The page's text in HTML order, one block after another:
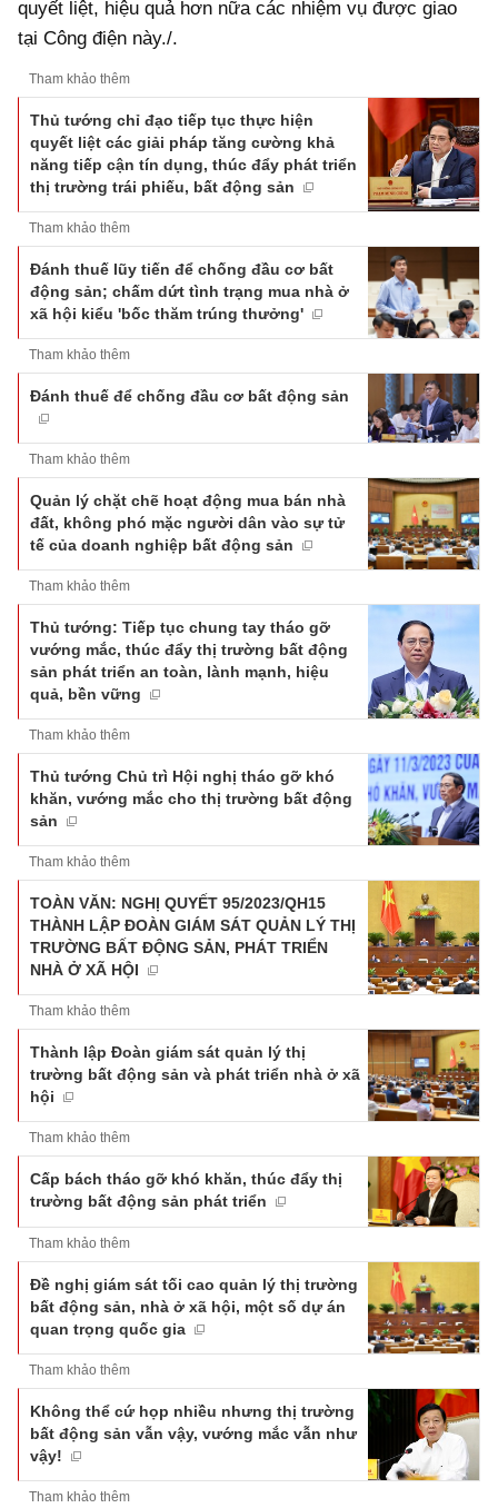
quyết liệt, hiệu quả hơn nữa các nhiệm vụ được giao
tại Công điện này./.
Tham khảo thêm
Thủ tướng chỉ đạo tiếp tục thực hiện
quyết liệt các giải pháp tăng cường khả
năng tiếp cận tín dụng, thúc đẩy phát triển
thị trường trái phiếu, bất động sản
Tham khảo thêm
Đánh thuế lũy tiến để chống đầu cơ bất
động sản; chấm dứt tình trạng mua nhà ở
xã hội kiểu 'bốc thăm trúng thưởng'
Tham khảo thêm
Đánh thuế để chống đầu cơ bất động sản
Tham khảo thêm
Quản lý chặt chẽ hoạt động mua bán nhà
đất, không phó mặc người dân vào sự tử
tế của doanh nghiệp bất động sản
Tham khảo thêm
Thủ tướng: Tiếp tục chung tay tháo gỡ
vướng mắc, thúc đẩy thị trường bất động
sản phát triển an toàn, lành mạnh, hiệu
quả, bền vững
Tham khảo thêm
Thủ tướng Chủ trì Hội nghị tháo gỡ khó
khăn, vướng mắc cho thị trường bất động
sản
Tham khảo thêm
TOÀN VĂN: NGHỊ QUYẾT 95/2023/QH15
THÀNH LẬP ĐOÀN GIÁM SÁT QUẢN LÝ THỊ
TRƯỜNG BẤT ĐỘNG SẢN, PHÁT TRIỂN
NHÀ Ở XÃ HỘI
Tham khảo thêm
Thành lập Đoàn giám sát quản lý thị
trường bất động sản và phát triển nhà ở xã
hội
Tham khảo thêm
Cấp bách tháo gỡ khó khăn, thúc đẩy thị
trường bất động sản phát triển
Tham khảo thêm
Đề nghị giám sát tối cao quản lý thị trường
bất động sản, nhà ở xã hội, một số dự án
quan trọng quốc gia
Tham khảo thêm
Không thể cứ họp nhiều nhưng thị trường
bất động sản vẫn vậy, vướng mắc vẫn như
vậy!
Tham khảo thêm